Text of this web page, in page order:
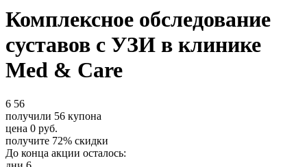
Комплексное обследование
суставов с УЗИ в клинике
Med & Care
6 56
получили 56 купона
цена 0 руб.
получите 72% скидки
До конца акции осталось: